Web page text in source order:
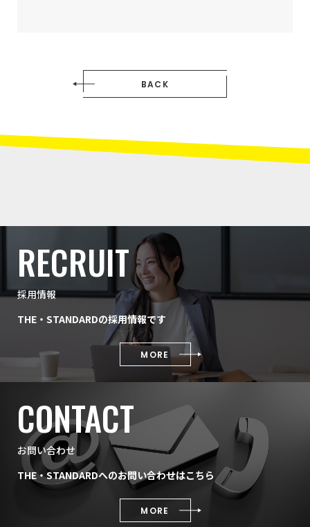
BACK
RECRUIT
採用情報
THE・STANDARDの採用情報です
MORE
CONTACT
お問い合わせ
THE・STANDARDへのお問い合わせはこちら
MORE